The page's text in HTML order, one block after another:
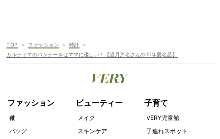
TOP ファッション
時計
カルティエのパンテールはママに優しい！【望月芹名さんの10年愛名品】
ファッション
靴
バッグ
ビューティー
メイク
スキンケア
子育て
VERY児童館
子連れスポット